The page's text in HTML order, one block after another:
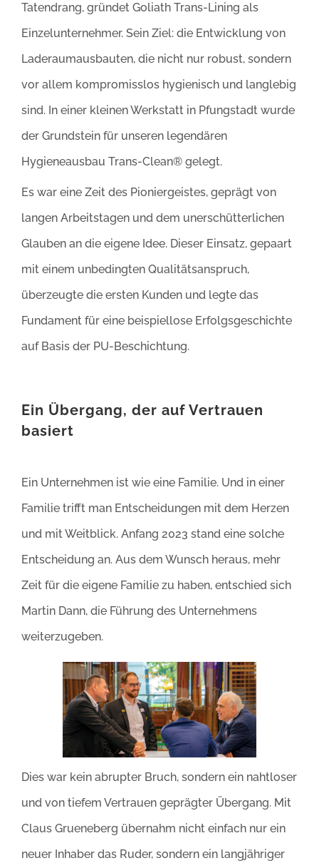
Tatendrang, gründet Goliath Trans-Lining als
Einzelunternehmer. Sein Ziel: die Entwicklung von
Laderaumausbauten, die nicht nur robust, sondern
vor allem kompromisslos hygienisch und langlebig
sind. In einer kleinen Werkstatt in Pfungstadt wurde
der Grundstein für unseren legendären
Hygieneausbau Trans-Clean® gelegt.
Es war eine Zeit des Pioniergeistes, geprägt von
langen Arbeitstagen und dem unerschütterlichen
Glauben an die eigene Idee. Dieser Einsatz, gepaart
mit einem unbedingten Qualitätsanspruch,
überzeugte die ersten Kunden und legte das
Fundament für eine beispiellose Erfolgsgeschichte
auf Basis der PU-Beschichtung.
Ein Übergang, der auf Vertrauen
basiert
Ein Unternehmen ist wie eine Familie. Und in einer
Familie trifft man Entscheidungen mit dem Herzen
und mit Weitblick. Anfang 2023 stand eine solche
Entscheidung an. Aus dem Wunsch heraus, mehr
Zeit für die eigene Familie zu haben, entschied sich
Martin Dann, die Führung des Unternehmens
weiterzugeben.
Dies war kein abrupter Bruch, sondern ein nahtloser
und von tiefem Vertrauen geprägter Übergang. Mit
Claus Grueneberg übernahm nicht einfach nur ein
neuer Inhaber das Ruder, sondern ein langjähriger